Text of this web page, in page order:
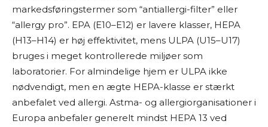
markedsføringstermer som “antiallergi-filter” eller
“allergy pro”. EPA (E10–E12) er lavere klasser, HEPA
(H13–H14) er høj effektivitet, mens ULPA (U15–U17)
bruges i meget kontrollerede miljøer som
laboratorier. For almindelige hjem er ULPA ikke
nødvendigt, men en ægte HEPA-klasse er stærkt
anbefalet ved allergi. Astma- og allergiorganisationer i
Europa anbefaler generelt mindst HEPA 13 ved